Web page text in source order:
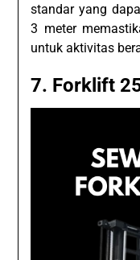
standar yang
3 meter
untuk aktivitas
7. Forklift